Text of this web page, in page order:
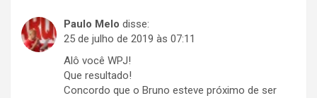
Paulo Melo disse:
25 de julho de 2019 às 07:11
Alô você WPJ!
Que resultado!
Concordo que o Bruno esteve próximo de ser